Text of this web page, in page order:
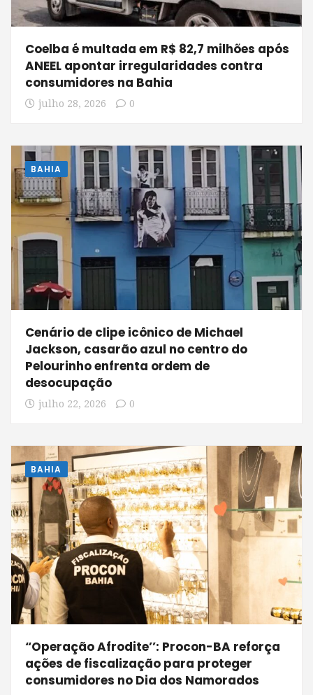
Coelba é multada em R$ 82,7 milhões após
ANEEL apontar irregularidades contra
consumidores na Bahia
julho 28, 2026 0
BAHIA
Cenário de clipe icônico de Michael
Jackson, casarão azul no centro do
Pelourinho enfrenta ordem de
desocupação
julho 22, 2026 0
BAHIA
“Operação Afrodite’’: Procon-BA reforça
ações de fiscalização para proteger
consumidores no Dia dos Namorados